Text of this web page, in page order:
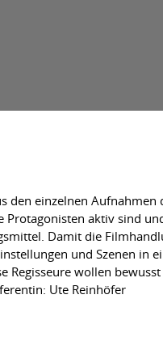
den einzelnen
Protagonisten aktiv sind
Damit die
und Szenen in
Regisseure wollen
Ute Reinhöfer